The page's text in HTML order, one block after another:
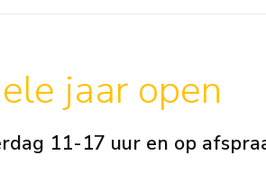
jaar open
11-17 uur en op